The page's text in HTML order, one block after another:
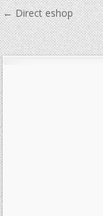
Navigace
pro
příspěvek
← Direct eshop